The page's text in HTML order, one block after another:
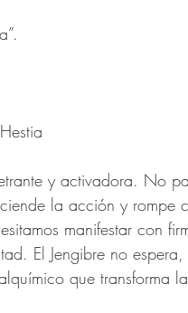
y activadora. No
la acción y rompe
manifestar con
El Jengibre no
que transforma